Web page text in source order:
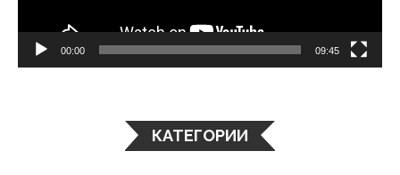
00:00 09:45
КАТЕГОРИИ